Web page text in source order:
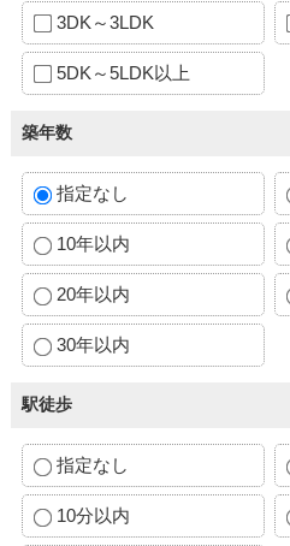
3DK～3LDK
5DK～5LDK以上
築年数
指定なし
10年以内
20年以内
30年以内
駅徒歩
指定なし
10分以内